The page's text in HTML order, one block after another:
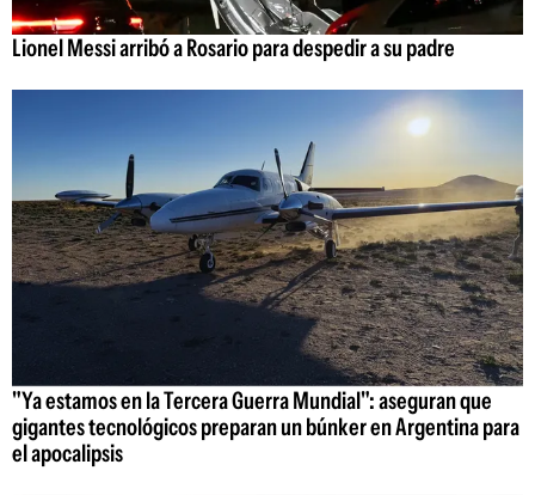
Lionel Messi arribó a Rosario para despedir a su padre
"Ya estamos en la Tercera Guerra Mundial": aseguran que
gigantes tecnológicos preparan un búnker en Argentina para
el apocalipsis